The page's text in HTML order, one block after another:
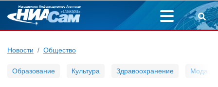
Новости Общество
Образование Культура Здравоохранение Мода